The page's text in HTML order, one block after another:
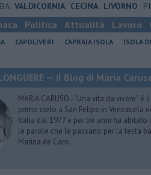
VALDICORNIA CECINA LIVORNO
Politica Attualità Lavoro
CAPOLIVERI CAPRAIA ISOLA ISOLA
— il Blog di Maria
MARIA CARUSO - “Una vita da
primo cielo a San Felipe in Venezuela
Italia dal 1977 e per tre anni ha abitato
le parole che le passano per la testa
Marina de Caro